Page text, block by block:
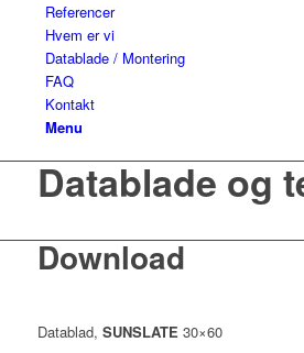
Referencer
Hvem er vi
Datablade / Montering
FAQ
Kontakt
Menu
Datablade og
Download
Datablad, SUNSLATE 30×60